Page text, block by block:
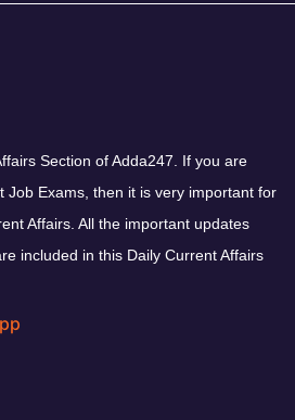
Section of Adda247. If you are
Job Exams, then it is very important for
Affairs. All the important updates
included in this Daily Current Affairs